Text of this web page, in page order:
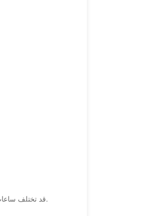
قد تختلف ساعات العمل هذه بسبب العطلات الرسمية.